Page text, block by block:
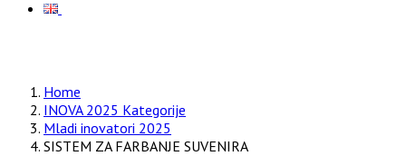
Home
INOVA 2025 Kategorije
Mladi inovatori 2025
SISTEM ZA FARBANJE SUVENIRA